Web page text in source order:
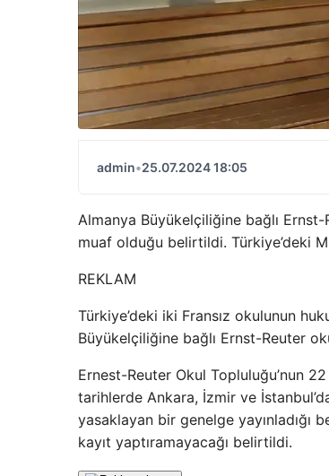
admin•25.07.2024 18:05
Almanya Büyükelçiliğine bağlı
muaf olduğu belirtildi. Türkiye’deki
REKLAM
Türkiye’deki iki Fransız okulunun
Büyükelçiliğine bağlı Ernst-Reuter
Ernest-Reuter Okul Topluluğu’nun 22
tarihlerde Ankara, İzmir ve
yasaklayan bir genelge yayınladığı
kayıt yaptıramayacağı belirtildi.